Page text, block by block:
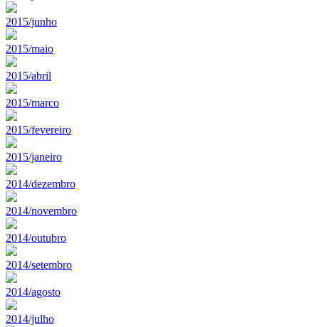
2015/junho
2015/maio
2015/abril
2015/marco
2015/fevereiro
2015/janeiro
2014/dezembro
2014/novembro
2014/outubro
2014/setembro
2014/agosto
2014/julho